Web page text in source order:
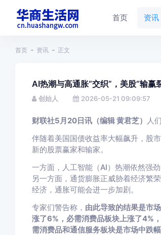
首页 资讯
首页 资讯 正文
AI热潮与高通胀“交织”，美股“输赢
创始人 2026-05-21 09:09:57
财联社5月20日讯（编辑 黄君芝）
人
伴随着美国国债收益率大幅飙升，股
新的股票赢家和输家。
一方面，人工智能（AI）热潮依然强
另一方面，通货膨胀正威胁着经济繁
经济，通胀可能会进一步加剧。
专家们警告称， 由此导致的结果是市
涨了6%，必需消费品板块上涨了4%
需消费品和通信服务板块是市场中跌幅